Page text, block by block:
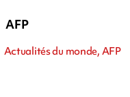
AFP
Actualités du monde, AFP